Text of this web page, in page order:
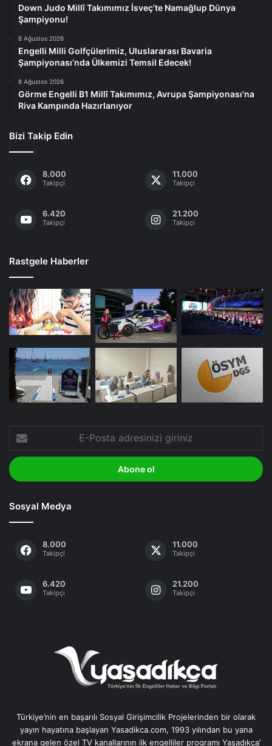
Down Judo Millî Takımımız İsveç’te Namağlup Dünya
Şampiyonu!
8 Ağustos 2026
Engelli Milli Golfçülerimiz, Uluslararası Bavaria
Şampiyonası’nda Ülkemizi Temsil Edecek!
8 Ağustos 2026
Görme Engelli B1 Millî Takımımız, Avrupa Şampiyonası’na
Riva Kampında Hazırlanıyor
Bizi Takip Edin
8.000
Takipçi
11.000
Takipçi
6.420
Takipçi
21.200
Takipçi
Rastgele Haberler
Posta
adresinizi
giriniz
Sosyal Medya
8.000
Takipçi
11.000
Takipçi
6.420
Takipçi
21.200
Takipçi
Türkiye’nin en başarılı Sosyal Girişimcilik Projelerinden bir olarak
yayın hayatına başlayan Yasadikca.com, 1993 yılından bu yana
ekrana gelen özel TV kanallarının ilk engelliler programı Yaşadıkça’